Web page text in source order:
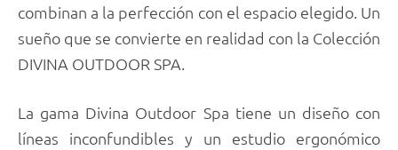
combinan a la perfección con el espacio elegido. Un
sueño que se convierte en realidad con la Colección
DIVINA OUTDOOR SPA.
La gama Divina Outdoor Spa tiene un diseño con
líneas inconfundibles y un estudio ergonómico